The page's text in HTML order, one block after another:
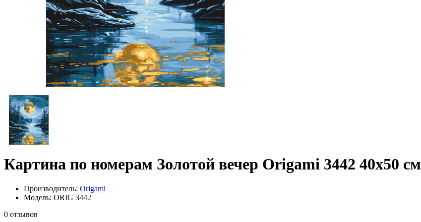
Картина по номерам Золотой вечер Origami 3442 40x50 см
Производитель: Origami
Модель: ORIG 3442
0 отзывов